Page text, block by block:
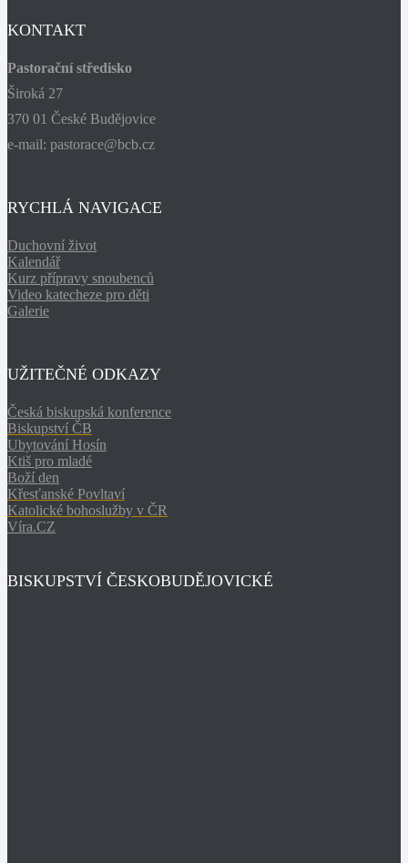
KONTAKT
Pastorační středisko
Široká 27
370 01 České Budějovice
e-mail: pastorace@bcb.cz
RYCHLÁ NAVIGACE
Duchovní život
Kalendář
Kurz přípravy snoubenců
Video katecheze pro děti
Galerie
UŽITEČNÉ ODKAZY
Česká biskupská konference
Biskupství ČB
Ubytování Hosín
Ktiš pro mladé
Boží den
Křesťanské Povltaví
Katolické bohoslužby v ČR
Víra.CZ
BISKUPSTVÍ ČESKOBUDĚJOVICKÉ